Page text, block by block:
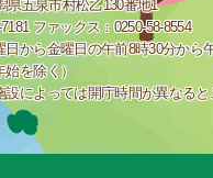
県五泉市村松乙130番地1
ファックス：0250-58-8554
日から金曜日の午前8時30分から
始を除く）
設によっては開庁時間が異なる